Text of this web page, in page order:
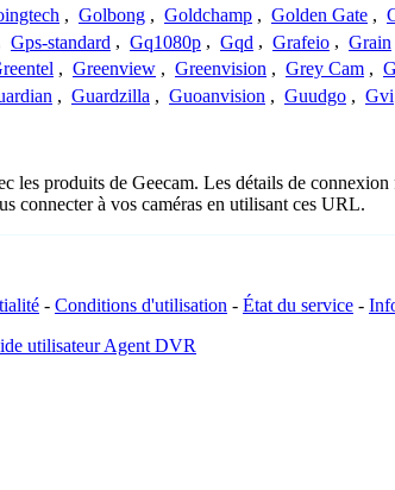
, Golbong , Goldchamp , Golden Gate ,
Gps-standard , Gq1080p , Gqd , Grafeio , Grain
, Greenview , Greenvision , Grey Cam ,
, Guardzilla , Guoanvision , Guudgo , Gvi
produits de Geecam. Les détails de
connecter à vos caméras en utilisant ces URL.
- Conditions d'utilisation - État du service -
utilisateur Agent DVR